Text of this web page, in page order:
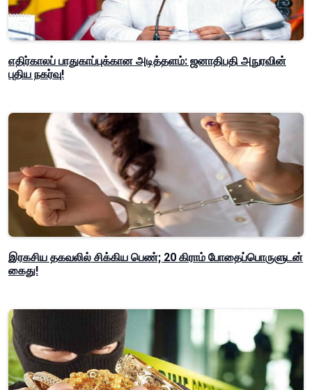
எதிர்காலப் பாதுகாப்புக்கான அடித்தளம்: ஜனாதிபதி அநுரவின்
புதிய நகர்வு!
இரகசிய தகவலில் சிக்கிய பெண்; 20 கிராம் போதைப்பொருளுடன்
கைது!